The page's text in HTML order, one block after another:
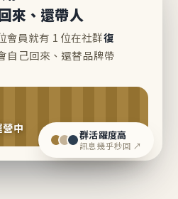
來、還帶人
會員就有 1 位在社群復
自己回來、還替品牌帶
中 群活躍度高
訊息幾乎秒回 ↗